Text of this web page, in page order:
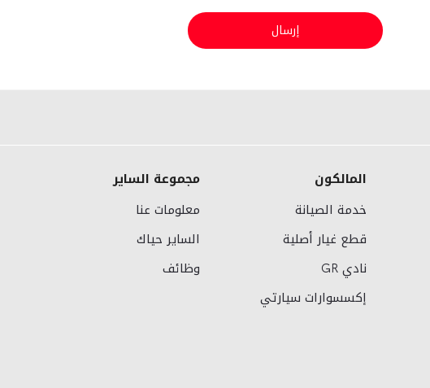
إرسال
المالكون
خدمة الصيانة
قطع غيار أصلية
نادي GR
إكسسوارات سيارتي
مجموعة الساير
معلومات عنا
الساير حياك
وظائف